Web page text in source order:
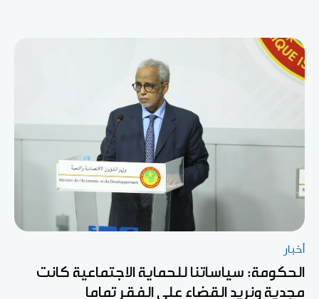
أخبار
الحكومة: سياساتنا للحماية الاجتماعية كانت
مجدية ونريد القضاء على الفقر تماما